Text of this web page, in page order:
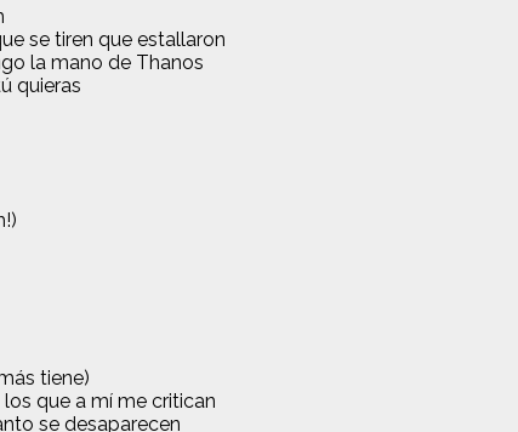
se tiren que estallaron
la mano de Thanos
quieras
tiene)
que a mí me critican
se desaparecen